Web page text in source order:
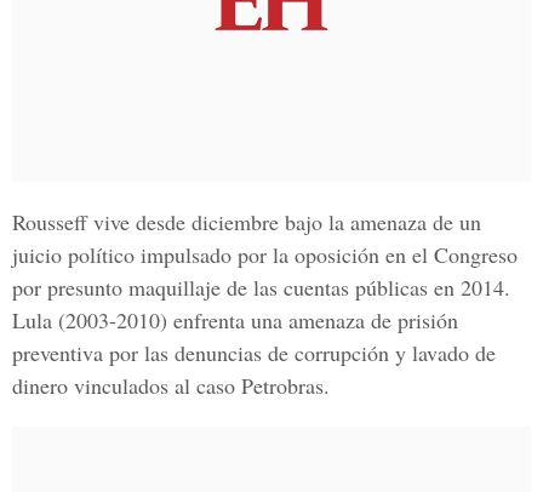
Rousseff vive desde diciembre bajo la amenaza de un
juicio político impulsado por la oposición en el Congreso
por presunto maquillaje de las cuentas públicas en 2014.
Lula (2003-2010) enfrenta una amenaza de prisión
preventiva por las denuncias de corrupción y lavado de
dinero vinculados al caso Petrobras.